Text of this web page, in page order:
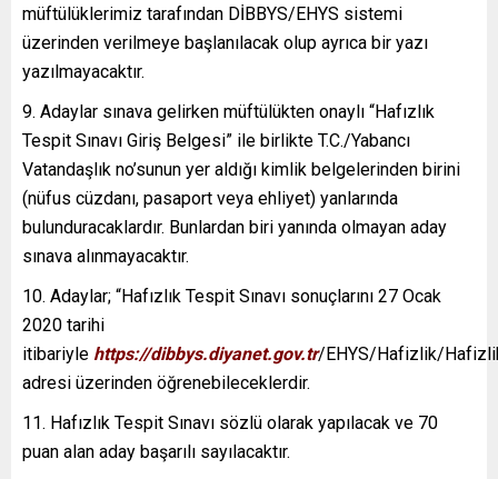
müftülüklerimiz tarafından DİBBYS/EHYS sistemi
üzerinden verilmeye başlanılacak olup ayrıca bir yazı
yazılmayacaktır.
9. Adaylar sınava gelirken müftülükten onaylı “Hafızlık
Tespit Sınavı Giriş Belgesi” ile birlikte T.C./Yabancı
Vatandaşlık no’sunun yer aldığı kimlik belgelerinden birini
(nüfus cüzdanı, pasaport veya ehliyet) yanlarında
bulunduracaklardır. Bunlardan biri yanında olmayan aday
sınava alınmayacaktır.
10. Adaylar; “Hafızlık Tespit Sınavı sonuçlarını 27 Ocak
2020 tarihi
itibariyle https://dibbys.diyanet.gov.tr/EHYS/Hafizlik/
adresi üzerinden öğrenebileceklerdir.
11. Hafızlık Tespit Sınavı sözlü olarak yapılacak ve 70
puan alan aday başarılı sayılacaktır.